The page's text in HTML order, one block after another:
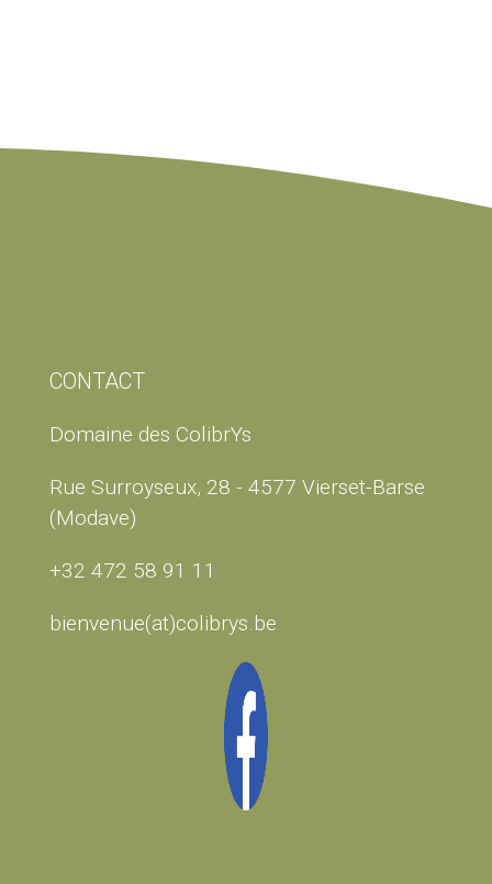
CONTACT
Domaine des ColibrYs
Rue Surroyseux, 28 - 4577 Vierset-Barse
(Modave)
+32 472 58 91 11
bienvenue(at)colibrys.be